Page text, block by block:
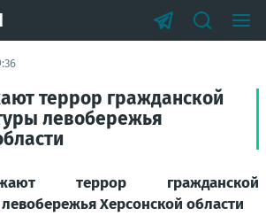
террор гражданской
левобережья
террор гражданской
Херсонской области